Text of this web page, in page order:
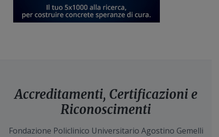
Accreditamenti, Certificazioni e
Riconoscimenti
Fondazione Policlinico Universitario Agostino Gemelli